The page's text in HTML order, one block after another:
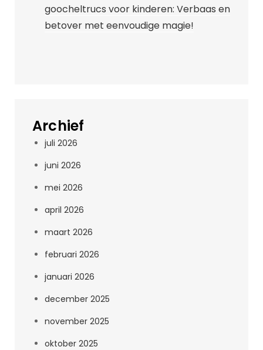
goocheltrucs voor kinderen: Verbaas en
betover met eenvoudige magie!
Archief
juli 2026
juni 2026
mei 2026
april 2026
maart 2026
februari 2026
januari 2026
december 2025
november 2025
oktober 2025